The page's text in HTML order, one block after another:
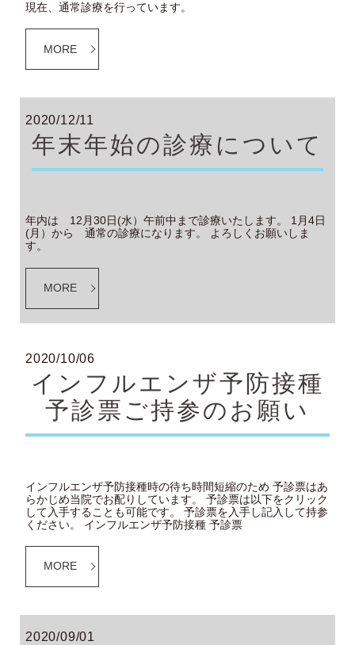
現在、通常診療を行っています。
MORE
2020/12/11
年末年始の診療について
年内は 12月30日(水）午前中まで診療いたします。 1月4日
(月）から 通常の診療になります。 よろしくお願いしま
す。
MORE
2020/10/06
インフルエンザ予防接種
予診票ご持参のお願い
インフルエンザ予防接種時の待ち時間短縮のため 予診票はあ
らかじめ当院でお配りしています。 予診票は以下をクリック
して入手することも可能です。 予診票を入手し記入して持参
ください。 インフルエンザ予防接種 予診票
MORE
2020/09/01